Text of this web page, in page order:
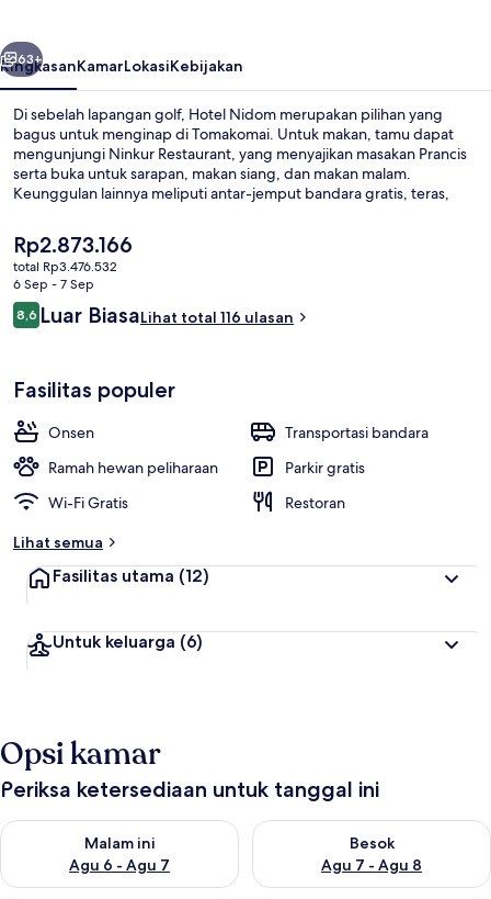
Berikutnya
63+
RingkasanKamarLokasiKebijakan
Di sebelah lapangan golf, Hotel Nidom merupakan pilihan yang
bagus untuk menginap di Tomakomai. Untuk makan, tamu dapat
mengunjungi Ninkur Restaurant, yang menyajikan masakan Prancis
serta buka untuk sarapan, makan siang, dan makan malam.
Keunggulan lainnya meliputi antar-jemput bandara gratis, teras,
Harga
saat
ini
Rp2.873.166
Rp2.873.166
total Rp3.476.532
6 Sep - 7 Sep
Ulasan
8,68,6 dari 10
Luar BiasaLihat total 116 ulasan
Fasilitas populer
Onsen
Transportasi bandara
Ramah hewan peliharaan
Parkir gratis
Wi-Fi Gratis
Restoran
Lihat semua
Fasilitas utama (12)
Untuk keluarga (6)
Opsi kamar
Periksa ketersediaan untuk tanggal ini
Malam ini
Agu 6 - Agu 7
Periksa ketersediaan untuk malam ini Agu 6 - Agu 7
Besok
Agu 7 - Agu 8
Periksa ketersediaan untuk